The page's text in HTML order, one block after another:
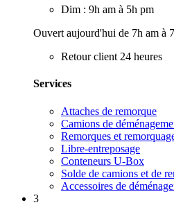
Dim : 9h am à 5h pm
Ouvert aujourd'hui de 7h am à
Retour client 24 heures
Services
Attaches de remorque
Camions de
Remorques et
Libre-entreposage
Conteneurs U-Box
Solde de camions et de
Accessoires de
3